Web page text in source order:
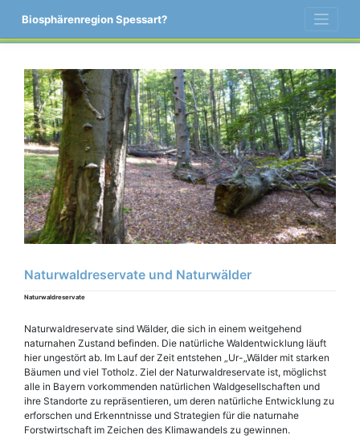
Biosphärenregion Spessart?
Naturwaldreservate und Naturwälder
Naturwaldreservate
Naturwaldreservate sind Wälder, die sich in einem weitgehend
naturnahen Zustand befinden. Die natürliche Waldentwicklung läuft
hier ungestört ab. Im Lauf der Zeit entstehen „Ur-„Wälder mit starken
Bäumen und viel Totholz. Ziel der Naturwaldreservate ist, möglichst
alle in Bayern vorkommenden natürlichen Waldgesellschaften und
ihre Standorte zu repräsentieren, um deren natürliche Entwicklung zu
erforschen und Erkenntnisse und Strategien für die naturnahe
Forstwirtschaft im Zeichen des Klimawandels zu gewinnen.